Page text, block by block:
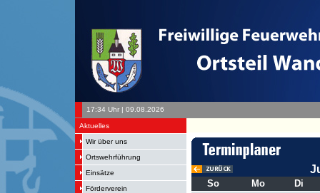
17:34 Uhr | 09.08.2026
Aktuelles
Wir über uns
Ortswehrführung
Einsätze
Förderverein
So Mo Di